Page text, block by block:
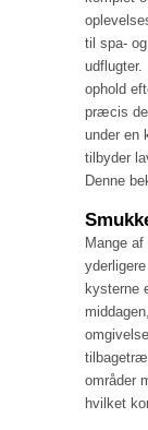
til spa-
ophold
præcis
under en
tilbyder
Denne
Mange
kysterne
områder
hvilket